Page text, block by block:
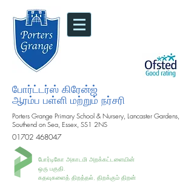
போர்ட்டர்ஸ் கிரேன்ஜ்
ஆரம்ப பள்ளி மற்றும் நர்சரி
Porters Grange Primary School & Nursery, Lancaster Gardens,
Southend on Sea, Essex, SS1 2NS
01702 468047
போர்டிகோ அகாடமி அறக்கட்டளையின்
ஒரு பகுதி.
கதவுகளைத் திறத்தல், திறக்கும் திறன்